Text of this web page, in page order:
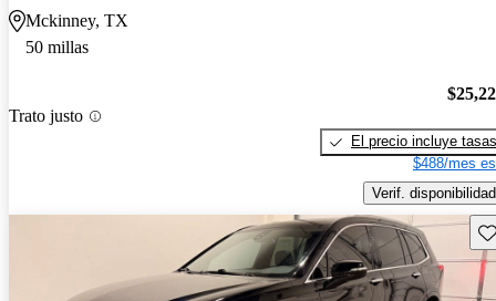
Mckinney, TX
50 millas
Trato justo
El precio incluye tasas
$488/mes
Verif. disponibilidad